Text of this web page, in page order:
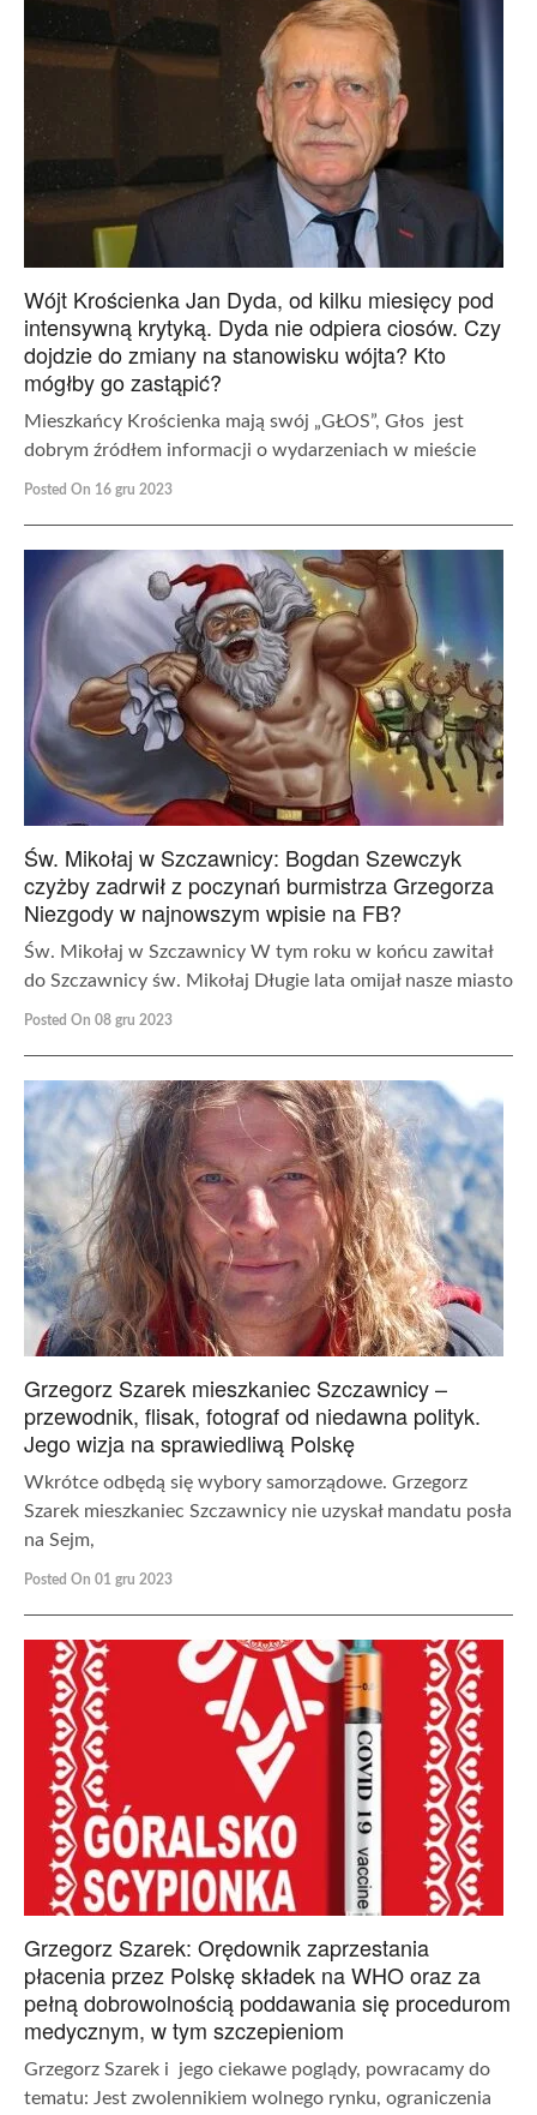
Wójt Krościenka Jan Dyda, od kilku miesięcy pod
intensywną krytyką. Dyda nie odpiera ciosów. Czy
dojdzie do zmiany na stanowisku wójta? Kto
mógłby go zastąpić?
Mieszkańcy Krościenka mają swój „GŁOS”, Głos jest
dobrym źródłem informacji o wydarzeniach w mieście
Posted On 16 gru 2023
Św. Mikołaj w Szczawnicy: Bogdan Szewczyk
czyżby zadrwił z poczynań burmistrza Grzegorza
Niezgody w najnowszym wpisie na FB?
Św. Mikołaj w Szczawnicy W tym roku w końcu zawitał
do Szczawnicy św. Mikołaj Długie lata omijał nasze miasto
Posted On 08 gru 2023
Grzegorz Szarek mieszkaniec Szczawnicy –
przewodnik, flisak, fotograf od niedawna polityk.
Jego wizja na sprawiedliwą Polskę
Wkrótce odbędą się wybory samorządowe. Grzegorz
Szarek mieszkaniec Szczawnicy nie uzyskał mandatu posła
na Sejm,
Posted On 01 gru 2023
Grzegorz Szarek: Orędownik zaprzestania
płacenia przez Polskę składek na WHO oraz za
pełną dobrowolnością poddawania się procedurom
medycznym, w tym szczepieniom
Grzegorz Szarek i jego ciekawe poglądy, powracamy do
tematu: Jest zwolennikiem wolnego rynku, ograniczenia